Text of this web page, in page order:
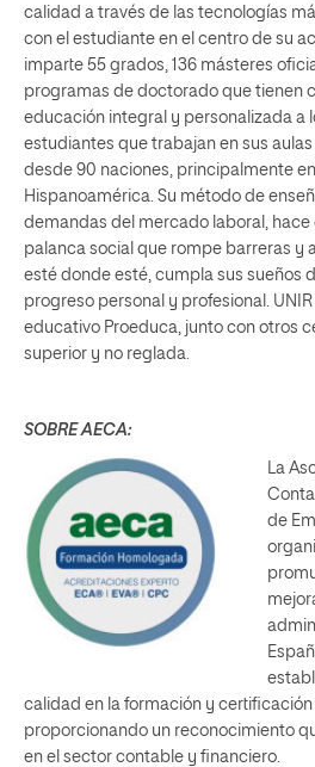
calidad a través de las tecnologías
con el estudiante en el centro de su
imparte 55 grados, 136 másteres
programas de doctorado que tienen
educación integral y personalizada a
estudiantes que trabajan en sus
desde 90 naciones, principalmente
Hispanoamérica. Su método de
demandas del mercado laboral, hace
palanca social que rompe barreras y
esté donde esté, cumpla sus sueños
progreso personal y profesional.
educativo Proeduca, junto con otros
superior y no reglada.
SOBRE AECA:
La
de
calidad en la formación y
proporcionando un reconocimiento
en el sector contable y financiero.